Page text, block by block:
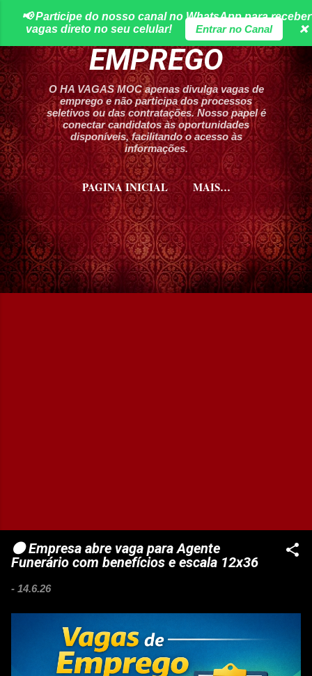
Pular para o conteúdo principal
HA VAGAS DE
EMPREGO
O HA VAGAS MOC apenas divulga vagas de
emprego e não participa dos processos
seletivos ou das contratações. Nosso papel é
conectar candidatos às oportunidades
disponíveis, facilitando o acesso às
informações.
📢 Participe do nosso canal no WhatsApp para receber
vagas direto no seu celular!
Entrar no Canal ❌
PAGINA INICIAL
MAIS…
CURSOS HA VAGAS MOC
⚫ Empresa abre vaga para Agente
Funerário com benefícios e escala 12x36
- 14.6.26